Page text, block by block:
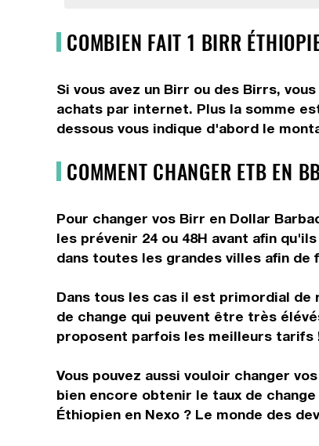
COMBIEN FAIT 1 BIRR
Si vous avez un Birr ou des Birrs,
achats par internet. Plus la somme
dessous vous indique d'abord le
COMMENT CHANGER ETB EN
Pour changer vos Birr en Dollar
les prévenir 24 ou 48H avant afin
dans toutes les grandes villes afin de
Dans tous les cas il est primordial de
de change qui peuvent être très
proposent parfois les meilleurs tarifs
Vous pouvez aussi vouloir changer
bien encore obtenir le taux de
Éthiopien en Nexo ? Le monde des